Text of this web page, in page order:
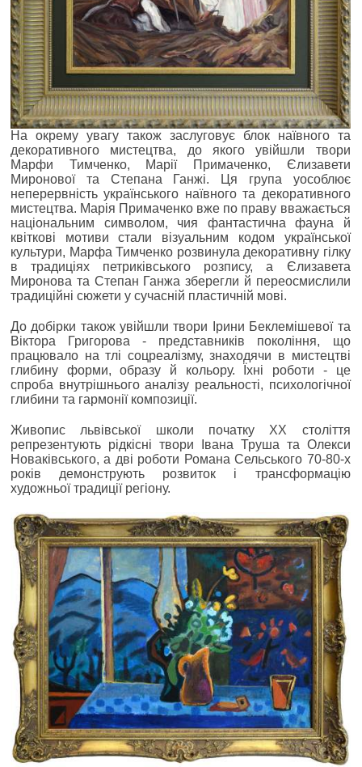
На окрему увагу також заслуговує блок наївного та
декоративного мистецтва, до якого увійшли твори
Марфи Тимченко, Марії Примаченко, Єлизавети
Миронової та Степана Ганжі. Ця група уособлює
неперервність українського наївного та декоративного
мистецтва. Марія Примаченко вже по праву вважається
національним символом, чия фантастична фауна й
квіткові мотиви стали візуальним кодом української
культури, Марфа Тимченко розвинула декоративну гілку
в традиціях петриківського розпису, а Єлизавета
Миронова та Степан Ганжа зберегли й переосмислили
традиційні сюжети у сучасній пластичній мові.
До добірки також увійшли твори Ірини Беклемішевої та
Віктора Григорова - представників покоління, що
працювало на тлі соцреалізму, знаходячи в мистецтві
глибину форми, образу й кольору. Їхні роботи - це
спроба внутрішнього аналізу реальності, психологічної
глибини та гармонії композиції.
Живопис львівської школи початку ХХ століття
репрезентують рідкісні твори Івана Труша та Олекси
Новаківського, а дві роботи Романа Сельського 70-80-х
років демонструють розвиток і трансформацію
художньої традиції регіону.